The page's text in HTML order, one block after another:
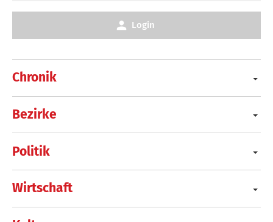
Chronik
Bezirke
Politik
Wirtschaft
Login